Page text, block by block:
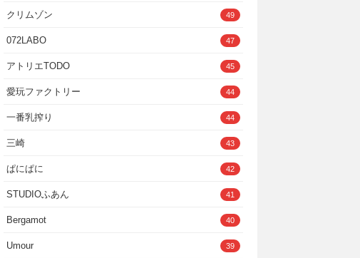
クリムゾン 49
072LABO 47
アトリエTODO 45
愛玩ファクトリー 44
一番乳搾り 44
三崎 43
ぱにぱに 42
STUDIOふあん 41
Bergamot 40
Umour 39